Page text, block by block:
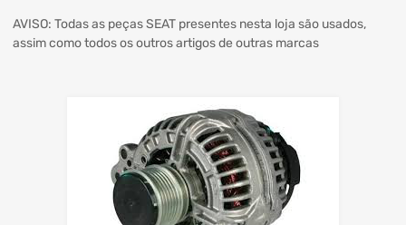
AVISO: Todas as peças SEAT presentes nesta loja são usados,
assim como todos os outros artigos de outras marcas